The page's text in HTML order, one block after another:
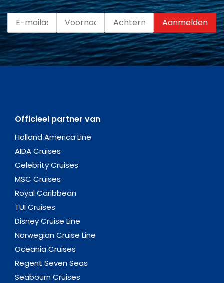
Officieel partner van
Holland America Line
AIDA Cruises
Celebrity Cruises
MSC Cruises
Royal Caribbean
TUI Cruises
Disney Cruise Line
Norwegian Cruise Line
Oceania Cruises
Regent Seven Seas
Seabourn Cruises